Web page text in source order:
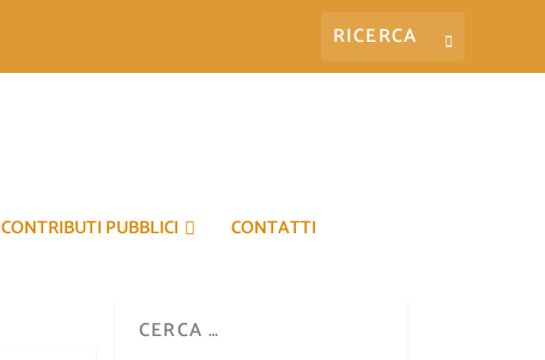
CONTRIBUTI PUBBLICI CONTATTI